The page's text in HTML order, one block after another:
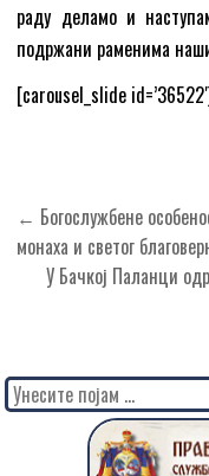
раду деламо и
подржани раменима
[carousel_slide
Кретање
чланка
← Богослужбене
монаха и светог
У Бачкој Паланци
Search
for: